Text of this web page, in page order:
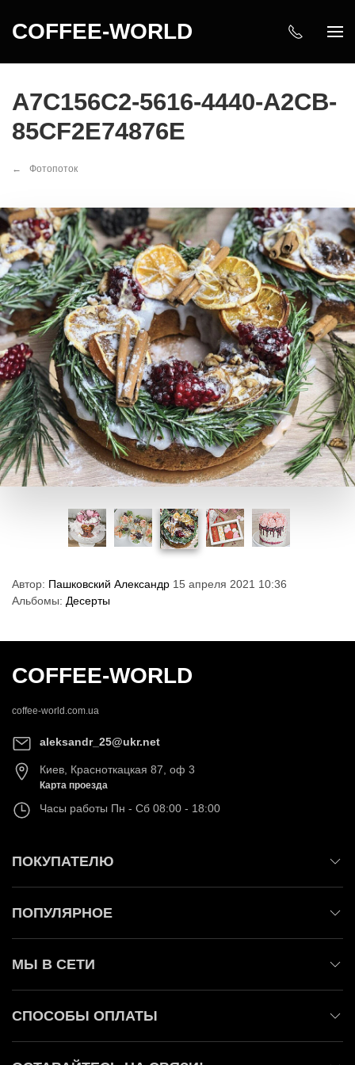
COFFEE-WORLD
A7C156C2-5616-4440-A2CB-
85CF2E74876E
Фотопоток
Автор: Пашковский Александр 15 апреля 2021 10:36
Альбомы: Десерты
COFFEE-WORLD
coffee-world.com.ua
aleksandr_25@ukr.net
Киев Красноткацкая 87, оф 3
Карта проезда
Часы работы Пн - Сб 08:00 - 18:00
ПОКУПАТЕЛЮ
ПОПУЛЯРНОЕ
МЫ В СЕТИ
СПОСОБЫ ОПЛАТЫ